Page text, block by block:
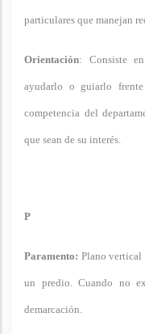
particulares que manejan
Orientación: Consiste
ayudarlo o guiarlo
competencia del
que sean de su interés.
P
Paramento: Plano
un predio. Cuando no
demarcación.